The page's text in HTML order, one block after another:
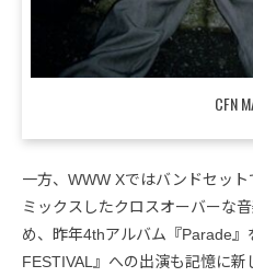
CFN
一方、WWW Xではバンドセッ
ミックスしたクロスオーバーな
め、昨年4thアルバム『Parade
FESTIVAL』への出演も記憶に